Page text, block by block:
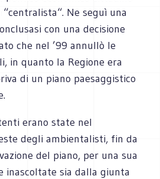
Ne seguì una
con una decisione
che nel ’99 annullò le
in quanto la Regione era
di un piano paesaggistico
erano state nel
degli ambientalisti, fin da
del piano, per una sua
inascoltate sia dalla giunta